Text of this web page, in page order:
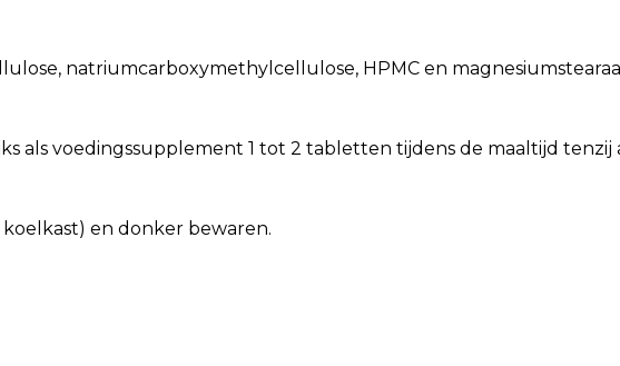
natriumcarboxymethylcellulose, HPMC en
als voedingssupplement 1 tot 2 tabletten tijdens de maaltijd
en donker bewaren.